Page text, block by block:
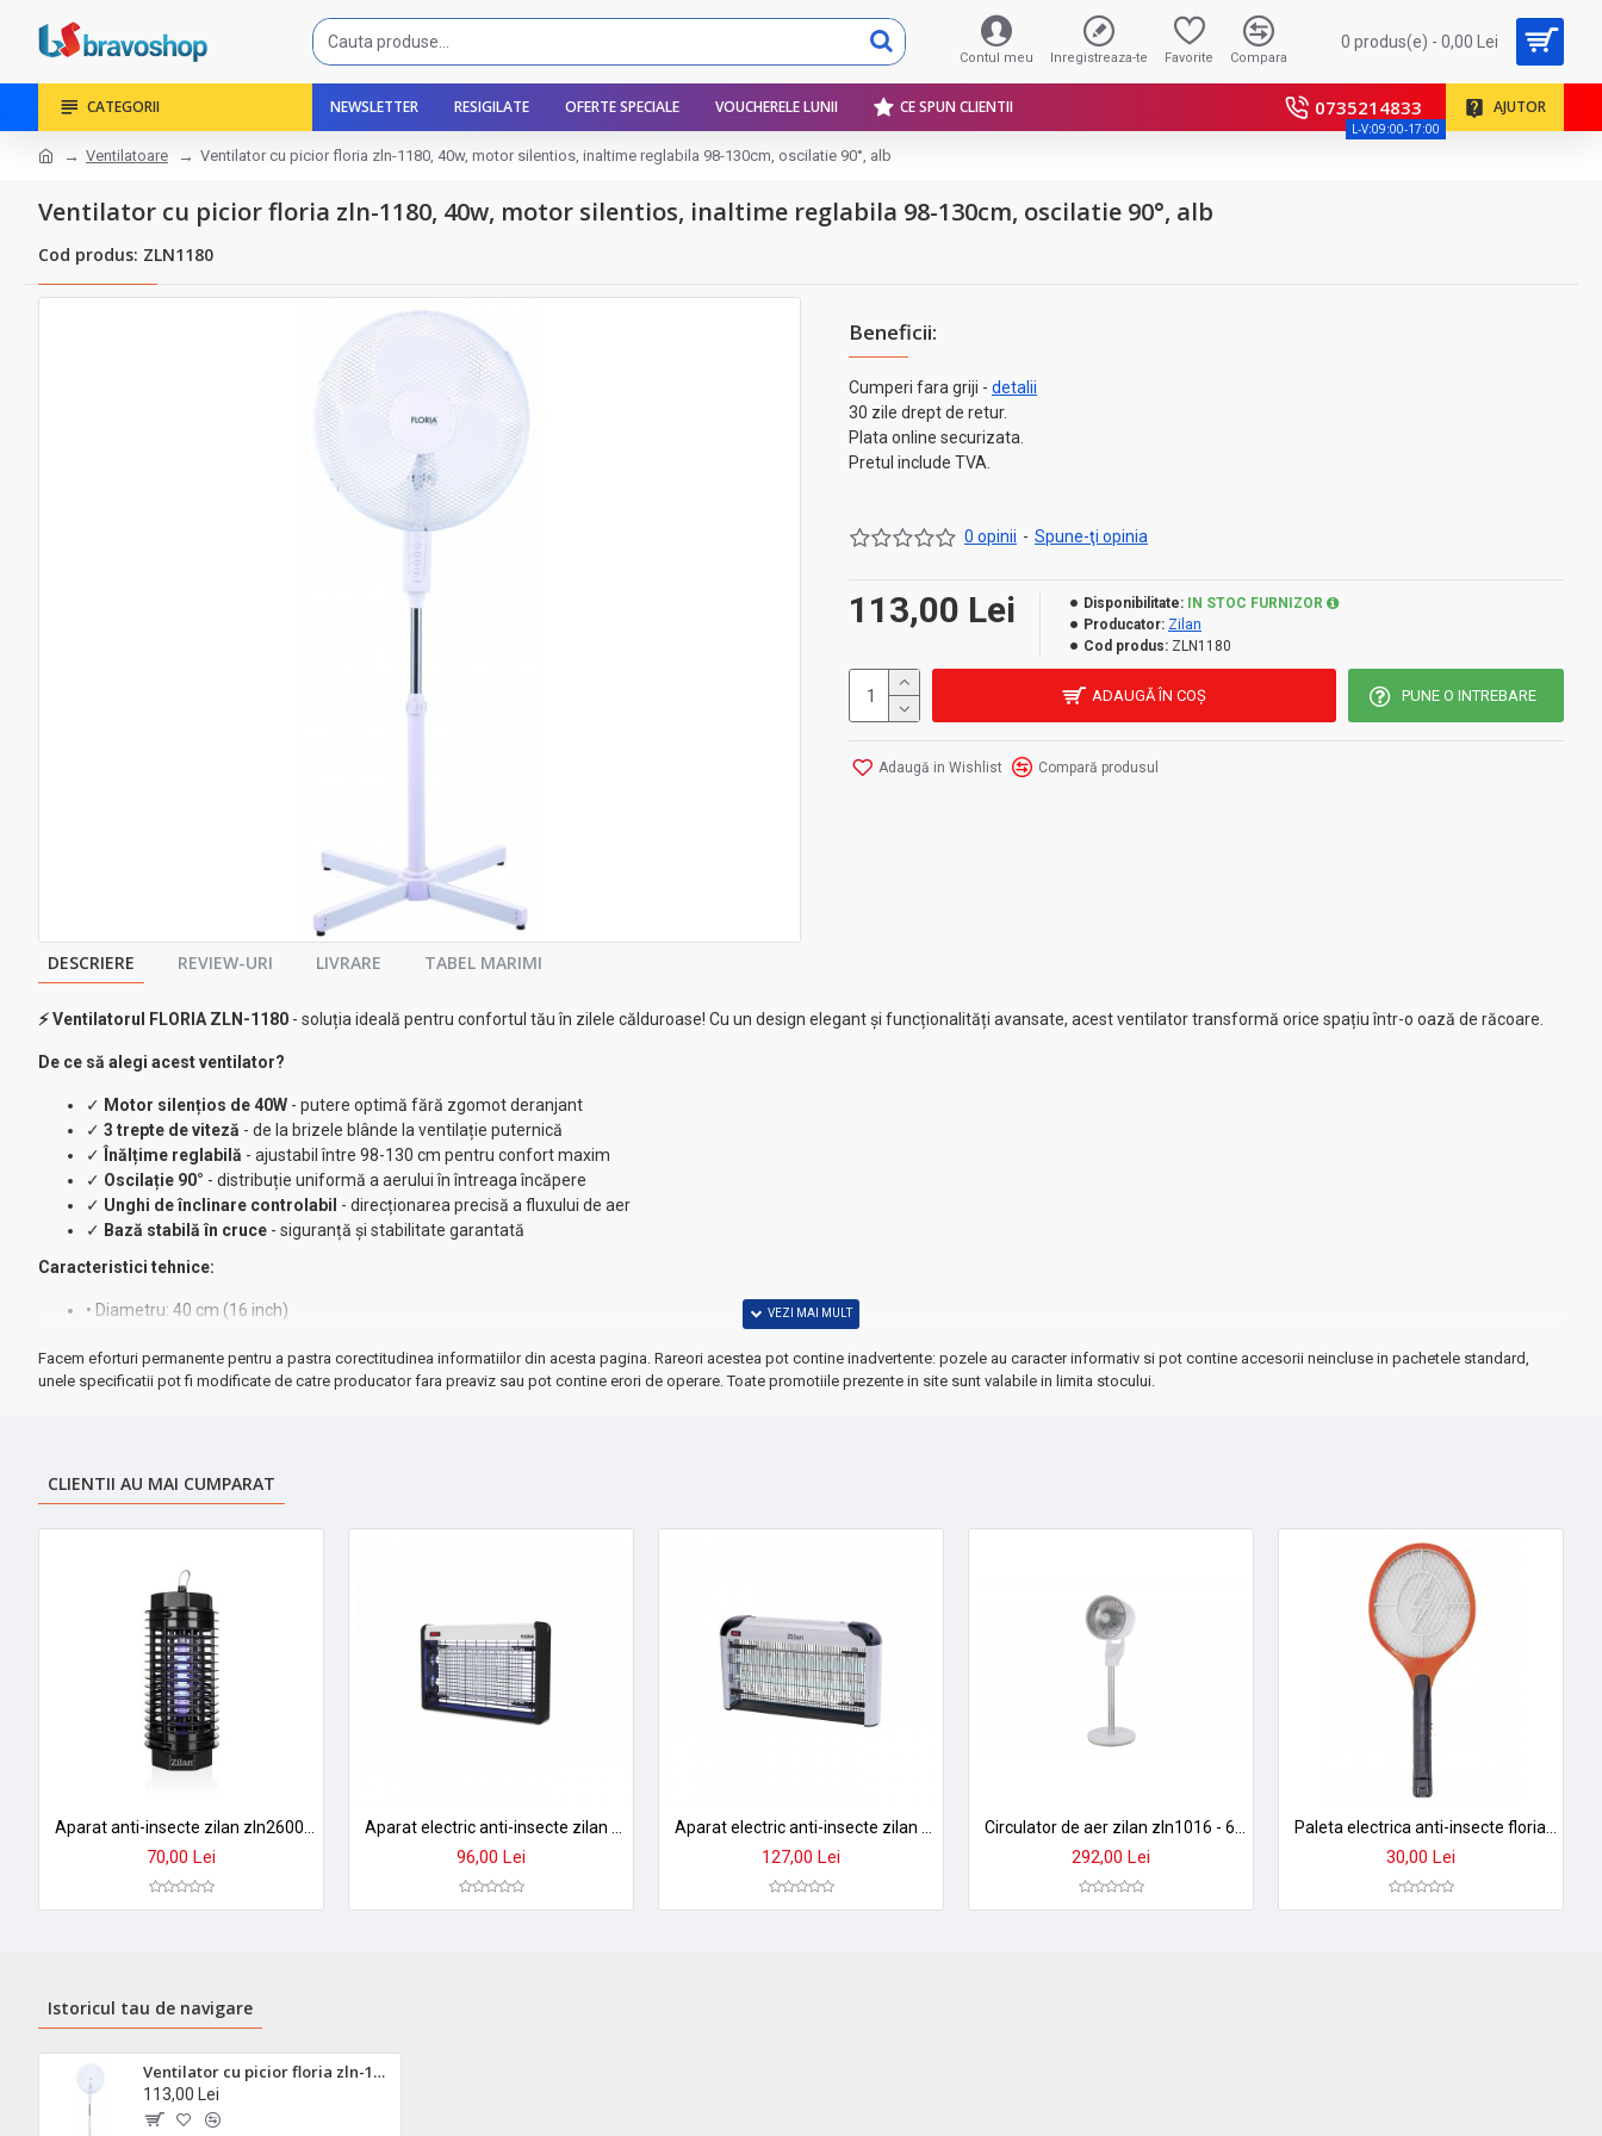
Contul meu Inregistreaza-te Favorite Compara
0 produs(e) - 0,00 Lei
CATEGORII NEWSLETTER RESIGILATE OFERTE SPECIALE VOUCHERELE LUNII CE SPUN CLIENTII 0735214833
L-V:09:00-17:00
AJUTOR
Ventilatoare Ventilator cu picior floria zln-1180, 40w, motor silentios, inaltime reglabila 98-130cm, oscilatie 90°, alb
Ventilator cu picior floria zln-1180, 40w, motor silentios, inaltime reglabila 98-130cm, oscilatie 90°, alb
Cod produs: ZLN1180
Beneficii:
Cumperi fara griji - detalii
30 zile drept de retur.
Plata online securizata.
Pretul include TVA.
0 opinii - Spune-ţi opinia
113,00 Lei Disponibilitate:
IN STOC FURNIZOR
Producator: Zilan
Cod produs: ZLN1180
ADAUGĂ ÎN COŞ PUNE O INTREBARE
Adaugă in Wishlist Compară produsul
DESCRIERE REVIEW-URI LIVRARE TABEL MARIMI
⚡ Ventilatorul FLORIA ZLN-1180 - soluția ideală pentru confortul tău în zilele călduroase! Cu un design elegant și funcționalități avansate, acest ventilator transformă orice spațiu într-o oază de răcoare.
De ce să alegi acest ventilator?
✓ Motor silențios de 40W - putere optimă fără zgomot deranjant
✓ 3 trepte de viteză - de la brizele blânde la ventilație puternică
✓
Înălțime reglabilă - ajustabil între 98-130 cm pentru confort maxim
✓ Oscilație 90° - distribuție uniformă a aerului în întreaga încăpere
✓ Unghi de înclinare controlabil - direcționarea precisă a fluxului de aer
✓ Bază stabilă în cruce - siguranță și stabilitate garantată
Caracteristici tehnice:
• Diametru: 40 cm (16 inch)
• Material: Oțel rezistent
• Culoare: Alb elegant
Nivel 2: Flux mediu pentru confort optim
Facem eforturi permanente pentru a pastra corectitudinea informatiilor din acesta pagina. Rareori acestea pot contine inadvertente: pozele au caracter informativ si pot contine accesorii neincluse in pachetele standard,
unele specificatii pot fi modificate de catre producator fara preaviz sau pot contine erori de operare. Toate promotiile prezente in site sunt valabile in limita stocului.
CLIENTII AU MAI CUMPARAT
Aparat anti-insecte zilan zln2600 - 4w, 1000v, acoperire 20mp, functionare netoxica cu grilaj protectie
70,00 Lei
Aparat electric anti-insecte zilan zln7064 - 20w, 2 lampi uv, design negru profesional
96,00 Lei
Aparat electric anti-insecte zilan zln7071 - 2x8w, lampi uv, gri, pentru interior si exterior
127,00 Lei
Circulator de aer zilan zln1016 - 60w, 3 viteze, oscilare 55°, timer 7h, telecomanda
292,00 Lei
Paleta electrica anti-insecte floria zln2594 - 3500v, functionare silentioasa, fara chimicale, autonomie 2-3 luni
30,00 Lei
Istoricul tau de navigare
Ventilator cu picior floria zln-1180, 40w, motor silentios, inaltime reglabila 98-130cm, oscilatie 90°, alb
113,00 Lei